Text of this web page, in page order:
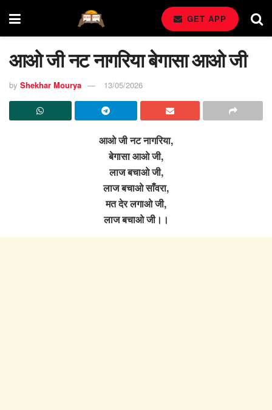
GET APP
आओ जी नट नागरिया बेगासा आओ जी
by Shekhar Mourya 13/05/2026
आओ जी नट नागरिया,
बेगासा आओ जी,
लाज बचाओ जी,
लाज बचाओ साँवरा,
मत देर लगाओ जी,
लाज बचाओ जी।।